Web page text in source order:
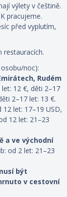
výlety v češtině.
pracujeme.
před vyplutím,
restauracích.
noc):
Rudém
let: 12 €, děti 2–17
2–17 let: 13 €.
12 let: 17–19 USD,
12 let: 21–23
a ve východní
od 2 let: 21–23
být
v cestovní